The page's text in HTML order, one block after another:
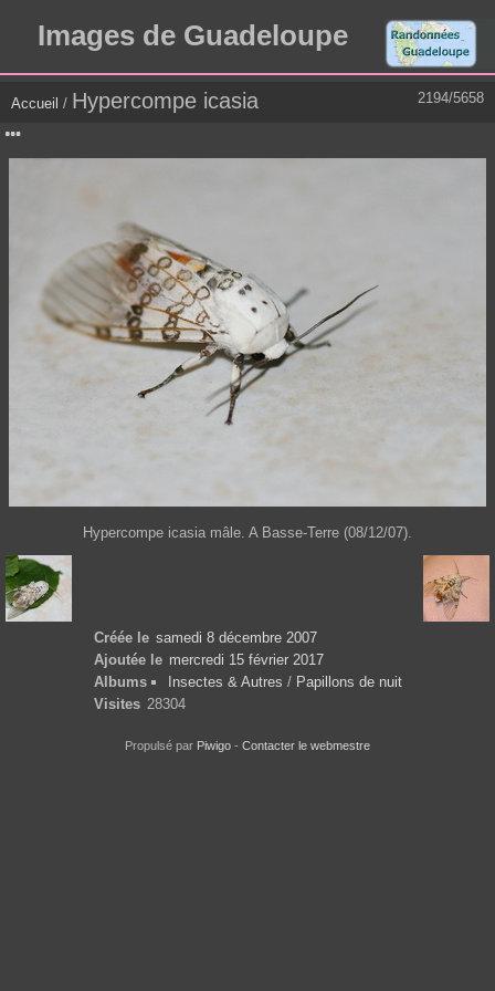
Images de Guadeloupe
2194/5658
Accueil / Hypercompe icasia
Hypercompe icasia mâle. A Basse-Terre (08/12/07).
Créée le samedi 8 décembre 2007
Ajoutée le mercredi 15 février 2017
Albums
Insectes & Autres / Papillons de nuit
Visites 28304
Propulsé par Piwigo - Contacter le webmestre